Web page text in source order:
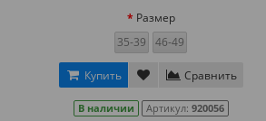
Размер
35-39
46-49
Купить Сравнить
В наличии Артикул: 920056